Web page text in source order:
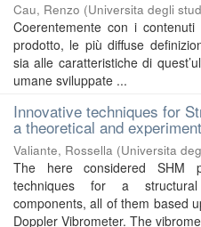
Cau, Renzo (Universita degli
Coerentemente con i
prodotto, le più diffuse
sia alle caratteristiche di
umane sviluppate ...
Innovative techniques for
a theoretical and
Valiante, Rossella (Universita
The here considered SHM
techniques for a
components, all of them based
Doppler Vibrometer. The